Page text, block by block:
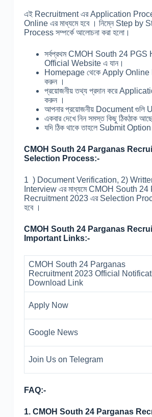
এই Recruitment এর Application
Online এর মাধ্যমে হবে । নিম্নে Step
Process সম্পর্কে আলোচনা করা হলো।
সর্বপ্রথম CMOH South 24 PGS
Official Website এ যান।
Homepage থেকে Apply
করুন ।
প্রয়োজনীয় তথ্য প্রদান করে
করুন ।
আপনার প্রয়োজনীয় Document গুলি
একবার দেখে নিন সমস্ত কিছু ঠিকঠাক
যদি ঠিক থাকে তাহলে Submit
CMOH South 24 Parganas
Selection Process:-
1 ) Document Verification, 2)
Interview এর মাধ্যমে CMOH South
Recruitment 2023 এর Selection
হবে ।
CMOH South 24 Parganas
Important Links:-
CMOH South 24 Parganas
Recruitment 2023 Official
Download Link
Apply Now
Google News
Join Us on Telegram
FAQ:-
1. CMOH South 24 Parganas